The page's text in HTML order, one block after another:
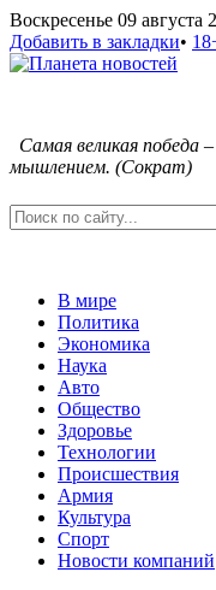
Воскресенье 09 августа
Добавить в закладки•
Самая великая
мышлением. (Сократ)
В мире
Политика
Экономика
Наука
Авто
Общество
Здоровье
Технологии
Происшествия
Армия
Культура
Спорт
Новости компаний